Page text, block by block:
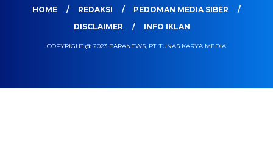
HOME REDAKSI
PEDOMAN MEDIA SIBER
DISCLAIMER
INFO IKLAN
COPYRIGHT @ 2023 BARANEWS, PT. TUNAS KARYA MEDIA